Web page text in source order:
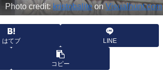
Photo credit:kristobaliteonVisualhunt.com
はてブ LINE
コピー